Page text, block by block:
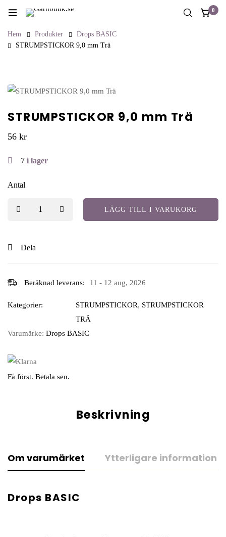
0
Hem Produkter
Drops BASIC
STRUMPSTICKOR 9,0 mm Trä
STRUMPSTICKOR 9,0 mm Trä
56 kr
7 i lager
Antal
LÄGG TILL I VARUKORG
Dela
Beräknad leverans: 11 - 12 aug, 2026
Kategorier: STRUMPSTICKOR, STRUMPSTICKOR
TRÄ
Varumärke: Drops BASIC
Få först. Betala sen.
Beskrivning
Om varumärket Ytterligare information
Drops BASIC